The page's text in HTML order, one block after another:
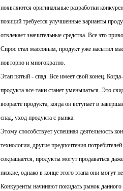
появляются оригинальные разработки
позиций требуется улучшенные варианты
отвлекает значительные средства. Все это
Спрос стал массовым, продукт уже насытил
повторно и многократно.
Этап пятый - спад. Все имеет свой конец.
продукта все-таки станет уменьшаться. Это
возрасте продукта, когда он вступает в
спад, уход продукта с рынка.
Этому способствует успешная деятельность
технологии, другие предпочтения
сокращается, продукты могут продаваться
низкие, однако в конце этого этапа они могут
Конкуренты начинают покидать рынок